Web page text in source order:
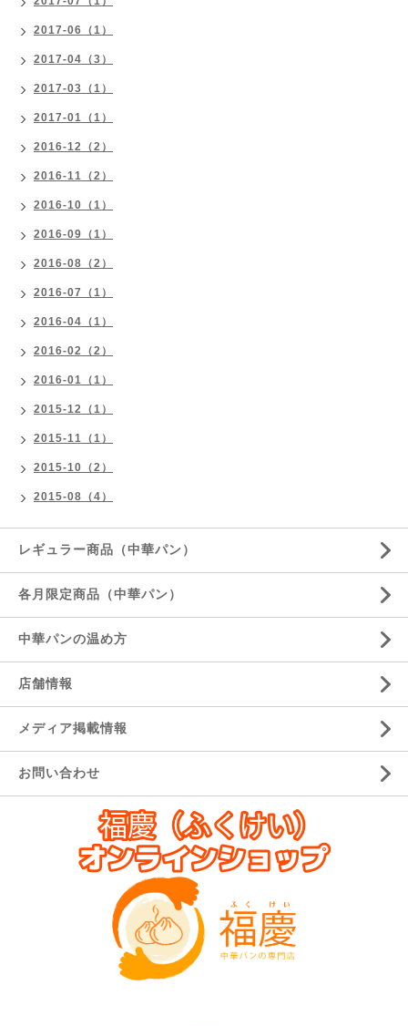
2017-06（1）
2017-04（3）
2017-03（1）
2017-01（1）
2016-12（2）
2016-11（2）
2016-10（1）
2016-09（1）
2016-08（2）
2016-07（1）
2016-04（1）
2016-02（2）
2016-01（1）
2015-12（1）
2015-11（1）
2015-10（2）
2015-08（4）
レギュラー商品（中華パン）
各月限定商品（中華パン）
中華パンの温め方
店舗情報
メディア掲載情報
お問い合わせ